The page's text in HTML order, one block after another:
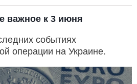
важное к 3 июня
событиях
операции на Украине.